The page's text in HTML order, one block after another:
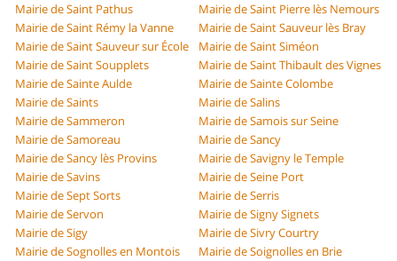
Mairie de Saint Pathus
Mairie de Saint Pierre lès Nemours
Mairie de Saint Rémy la Vanne
Mairie de Saint Sauveur lès Bray
Mairie de Saint Sauveur sur École
Mairie de Saint Siméon
Mairie de Saint Soupplets
Mairie de Saint Thibault des Vignes
Mairie de Sainte Aulde
Mairie de Sainte Colombe
Mairie de Saints
Mairie de Salins
Mairie de Sammeron
Mairie de Samois sur Seine
Mairie de Samoreau
Mairie de Sancy
Mairie de Sancy lès Provins
Mairie de Savigny le Temple
Mairie de Savins
Mairie de Seine Port
Mairie de Sept Sorts
Mairie de Serris
Mairie de Servon
Mairie de Signy Signets
Mairie de Sigy
Mairie de Sivry Courtry
Mairie de Sognolles en Montois
Mairie de Soignolles en Brie